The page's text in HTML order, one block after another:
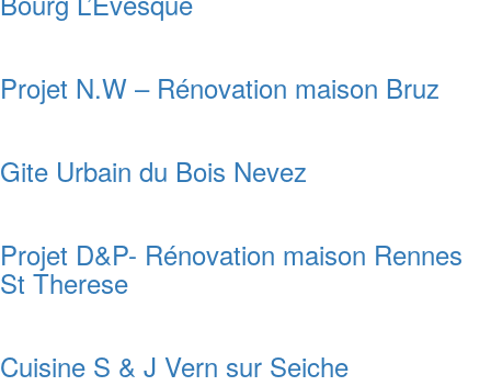
Projet N.W – Rénovation maison Bruz
Gite Urbain du Bois Nevez
Projet D&P- Rénovation maison Rennes
St Therese
Cuisine S & J Vern sur Seiche